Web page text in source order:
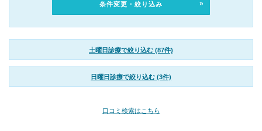
条件変更・絞り込み
土曜日診療で絞り込む (87件)
日曜日診療で絞り込む (3件)
口コミ検索はこちら